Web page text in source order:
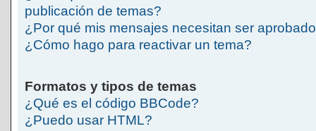
publicación de temas?
¿Por qué mis mensajes necesitan ser
¿Cómo hago para reactivar un tema?
Formatos y tipos de temas
¿Qué es el código BBCode?
¿Puedo usar HTML?